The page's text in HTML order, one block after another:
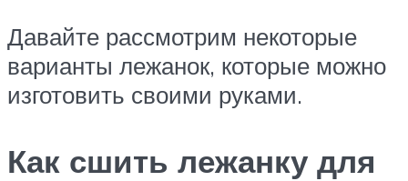
Давайте рассмотрим некоторые
варианты лежанок, которые можно
изготовить своими руками.
Как сшить лежанку для